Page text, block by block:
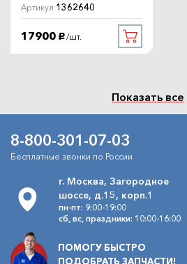
Артикул 1362640
17900 руб. /шт.
Показать все
8-800-301-07-03
Бесплатные звонки по России
г. Москва, Загородное
шоссе, д.15, корп.1
пн-пт: 9:00-19:00
сб, вс, праздники: 10:00-16:00
ПОМОГУ БЫСТРО
ПОДОБРАТЬ ЗАПЧАСТИ!